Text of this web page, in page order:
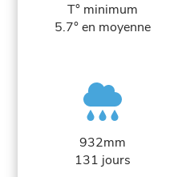
T° minimum
5.7° en moyenne
932mm
131 jours